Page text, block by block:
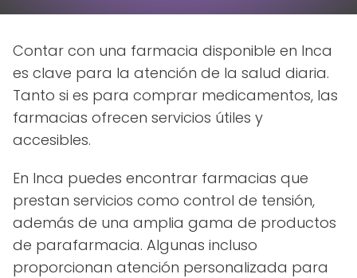
Contar con una farmacia disponible en Inca
es clave para la atención de la salud diaria.
Tanto si es para comprar medicamentos, las
farmacias ofrecen servicios útiles y
accesibles.
En Inca puedes encontrar farmacias que
prestan servicios como control de tensión,
además de una amplia gama de productos
de parafarmacia. Algunas incluso
proporcionan atención personalizada para